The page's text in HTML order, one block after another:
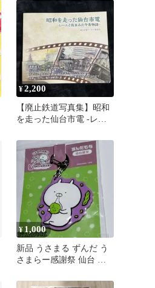
¥2,200
【廃止鉄道写真集】昭和
を走った仙台市電 -レー
¥ 1,000
新品 うさまる ずんだ う
さまらー感謝祭 仙台 会
ー